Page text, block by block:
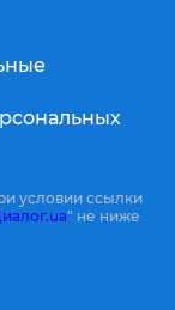
условии ссылки
" не ниже